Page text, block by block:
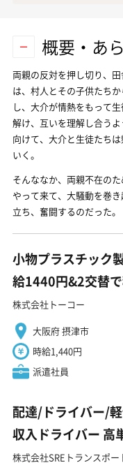
概要・あ
両親の反対を押し切り、
は、村人とその子供たち
し、大介が情熱をもって
解け、互いを理解し合う
向けて、大介と生徒たち
いく。
そんななか、両親不在の
やって来て、大騒動を巻
立ち、奮闘するのだった。
小物プラスチック
給1440円&2交替
株式会社トーコー
大阪府 摂津市
時給1,440円
派遣社員
配達/ドライバー/
収入ドライバー 高
株式会社SREトランスポー